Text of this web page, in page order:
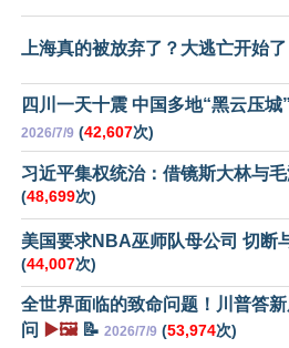
上海真的被放弃了？大逃亡开始了
四川一天十震 中国多地“黑云压城
2026/7/9 (42,607次)
习近平集权统治：借镜斯大林与
(48,699次)
美国要求NBA巫师队母公司 切断
(44,007次)
全世界面临的致命问题！川普答
问
▶️🖼️📝 2026/7/9 (53,974次)